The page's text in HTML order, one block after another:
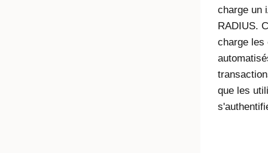
charge un
RADIUS.
charge les
que les